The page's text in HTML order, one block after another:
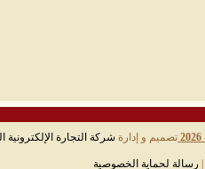
تصميم و إدارة شركة التجارة الإلكترونية
رسالة لحماية الخصوصية